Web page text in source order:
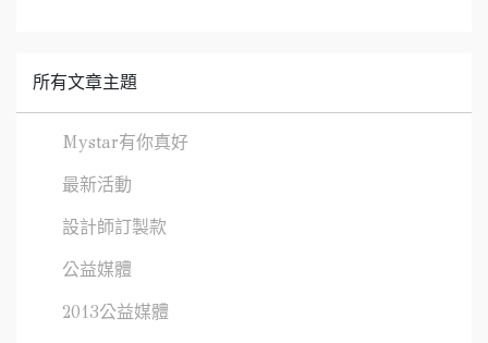
所有文章主題
Mystar有你真好
最新活動
設計師訂製款
公益媒體
2013公益媒體